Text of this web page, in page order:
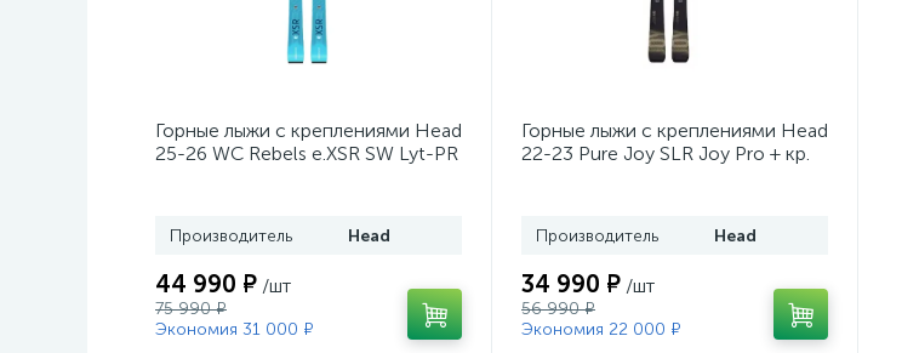
Горные лыжи с креплениями Head
25-26 WC Rebels e.XSR SW Lyt-PR
Производитель Head
44 990 ₽ /шт
75 990 ₽
Экономия 31 000 ₽
Горные лыжи с креплениями Head
22-23 Pure Joy SLR Joy Pro + кр.
Производитель Head
34 990 ₽ /шт
56 990 ₽
Экономия 22 000 ₽